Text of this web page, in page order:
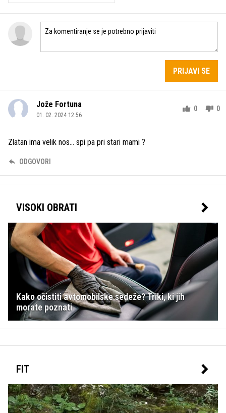
PRIJAVI SE
Jože Fortuna
01. 02. 2024 12.56
0 0
Zlatan ima velik nos... spi pa pri stari mami ?
ODGOVORI
VISOKI OBRATI
Kako očistiti avtomobilske sedeže? Triki, ki jih
morate poznati
FIT